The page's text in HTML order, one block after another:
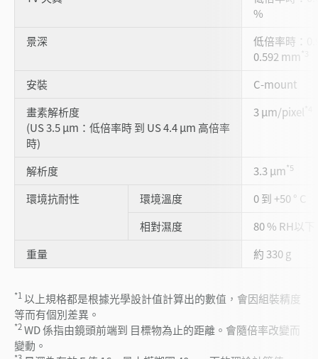
%
景深
低倍率時：
0.592 mm
安裝
C-mount
畫素解析度
(US 3.5 µm：低倍率時 到 US 4.4 µm 高倍率
時)
3 µm/pixel
解析度 3.3 µm*5
環境抗耐性 環境溫度
0 到 +50 ° C
相對濕度
80 % RH以
重量
約 330 g
*1以上規格都是根據光學設計值計算出的數值，會因組裝精度
等而有個別差異。
*2WD 係指由鏡頭前端到 目標物為止的距離。會隨倍率改變而
變動。